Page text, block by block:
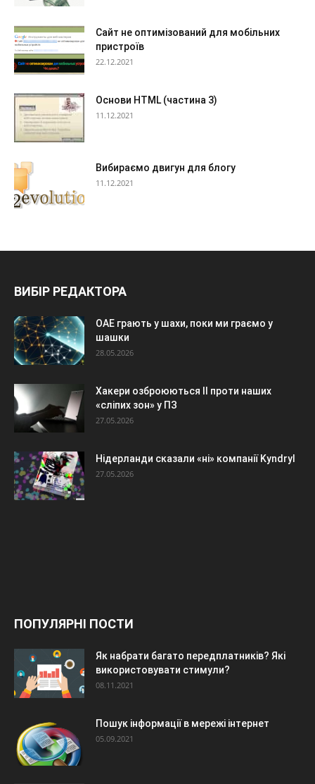
Сайт не оптимізований для мобільних
пристроїв
22.12.2021
Основи HTML (частина 3)
11.12.2021
Вибираємо двигун для блогу
11.12.2021
ВИБІР РЕДАКТОРА
ОАЕ грають у шахи, поки ми граємо у
шашки
28.05.2026
Хакери озброюються ІІ проти наших
«сліпих зон» у ПЗ
27.05.2026
Нідерланди сказали «ні» компанії Kyndryl
27.05.2026
ПОПУЛЯРНІ ПОСТИ
Як набрати багато передплатників? Які
використовувати стимули?
08.11.2021
Пошук інформації в мережі інтернет
05.09.2021